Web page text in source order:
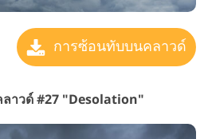
การซ้อนทับบนคลาวด์
าวด์ #27 "Desolation"